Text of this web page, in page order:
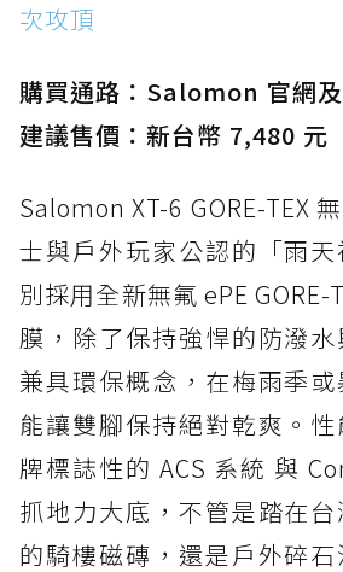
次攻頂
購買通路：Salomon 官網
建議售價：新台幣 7,480 元
Salomon XT-6 GORE-TEX
士與戶外玩家公認的「雨
別採用全新無氟 ePE GORE-
膜，除了保持強悍的防潑
兼具環保概念，在梅雨季
能讓雙腳保持絕對乾爽。
牌標誌性的 ACS 系統 與
抓地力大底，不管是踏在
的騎樓磁磚，還是戶外碎